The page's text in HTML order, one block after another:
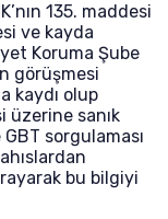
135. maddesi
ve kayda
Koruma Şube
görüşmesi
kaydı olup
üzerine sanık
GBT sorgulaması
bu bilgiyi